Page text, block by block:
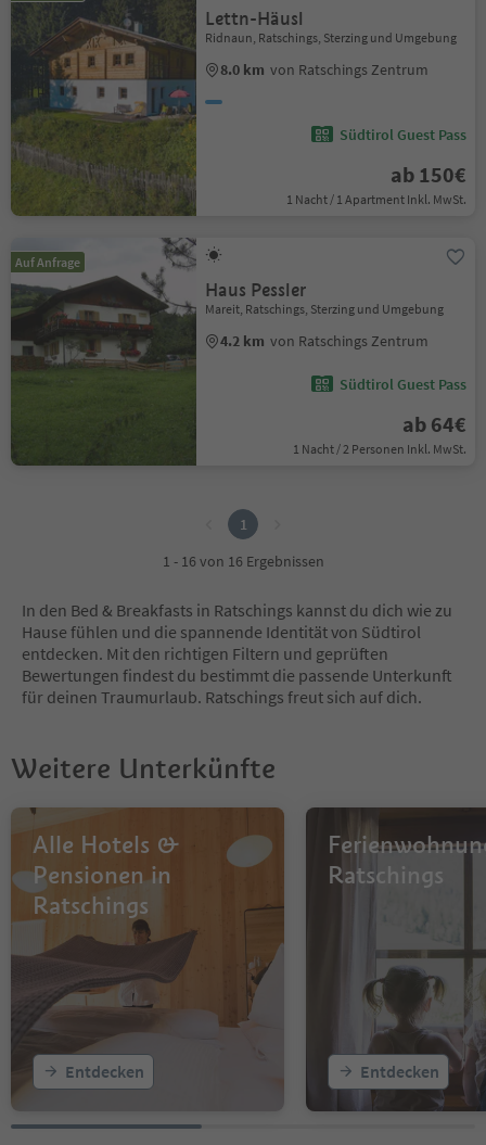
Lettn-Häusl
Ridnaun, Ratschings, Sterzing und Umgebung
8.0 km von Ratschings Zentrum
Südtirol Guest Pass
ab 150€
1 Nacht / 1 Apartment Inkl. MwSt.
Auf Anfrage
Haus Pessler
Mareit, Ratschings, Sterzing und Umgebung
4.2 km von Ratschings Zentrum
Südtirol Guest Pass
ab 64€
1 Nacht / 2 Personen Inkl. MwSt.
1
1 - 16 von 16 Ergebnissen
In den Bed & Breakfasts in Ratschings kannst du dich wie zu
Hause fühlen und die spannende Identität von Südtirol
entdecken. Mit den richtigen Filtern und geprüften
Bewertungen findest du bestimmt die passende Unterkunft
für deinen Traumurlaub. Ratschings freut sich auf dich.
Weitere Unterkünfte
Alle Hotels &
Pensionen in
Ratschings
Entdecken
Ratschings
Entdecken